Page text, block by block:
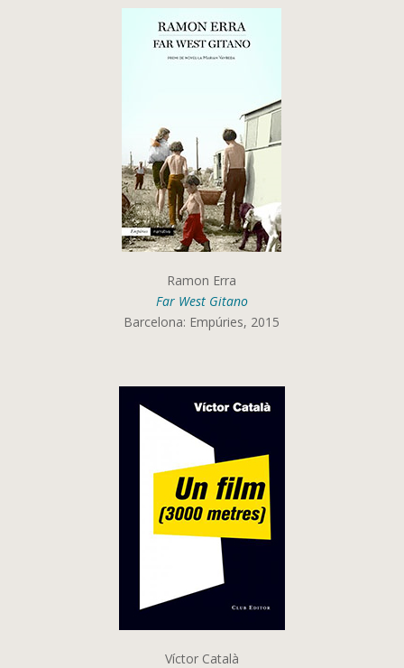
Ramon Erra
Far West Gitano
Barcelona: Empúries, 2015
Víctor Català